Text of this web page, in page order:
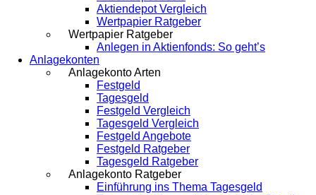
Aktiendepot Vergleich
Wertpapier Ratgeber
Wertpapier Ratgeber
Anlegen in Aktienfonds: So geht’s
Anlagekonten
Anlagekonto Arten
Festgeld
Tagesgeld
Festgeld Vergleich
Tagesgeld Vergleich
Festgeld Angebote
Festgeld Ratgeber
Tagesgeld Ratgeber
Anlagekonto Ratgeber
Einführung ins Thema Tagesgeld